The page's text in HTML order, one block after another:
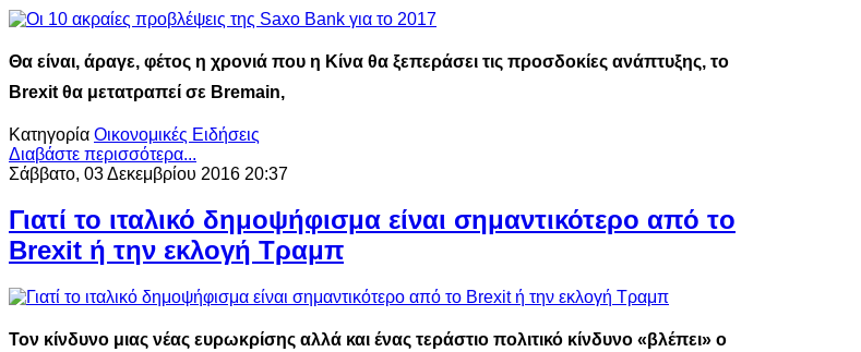
Θα είναι, άραγε, φέτος η χρονιά που η Κίνα θα ξεπεράσει τις προσδοκίες ανάπτυξης, το
Brexit θα μετατραπεί σε Bremain,
Κατηγορία Οικονομικές Ειδήσεις
Διαβάστε περισσότερα...
Σάββατο, 03 Δεκεμβρίου 2016 20:37
Γιατί το ιταλικό δημοψήφισμα είναι σημαντικότερο από τo
Brexit ή την εκλογή Τραμπ
Τον κίνδυνο μιας νέας ευρωκρίσης αλλά και ένας τεράστιο πολιτικό κίνδυνο «βλέπει» ο